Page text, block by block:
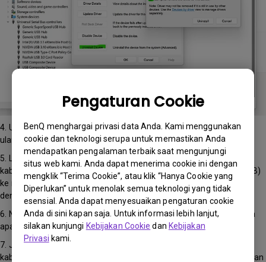
Pengaturan Cookie
BenQ menghargai privasi data Anda. Kami menggunakan
cookie dan teknologi serupa untuk memastikan Anda
mendapatkan pengalaman terbaik saat mengunjungi
situs web kami. Anda dapat menerima cookie ini dengan
mengklik “Terima Cookie”, atau klik “Hanya Cookie yang
Diperlukan” untuk menolak semua teknologi yang tidak
esensial. Anda dapat menyesuaikan pengaturan cookie
Anda di sini kapan saja. Untuk informasi lebih lanjut,
silakan kunjungi Kebijakan Cookie dan Kebijakan
Privasi kami.
4. Unduh PMU versi terbaru dari situs web resmi BenQ dan instal
ulang programnya
5. Langkah utama: Saat memasang PMU, sambungkan langsung
kabel USB-C atau kabel upstream USB (kabel USB Tipe-A ke Tipe-B)
ke monitor dan komputer Anda. Pastikan semua driver diinstal
dengan benar sebelum melanjutkan.
6. Nyalakan ulang komputer Anda dan buka PMU untuk memeriksa
apakah perangkat lunak berfungsi.
7. Jika pesan kesalahan terus berlanjut, cabut dan pasang kembali
kabel upstream USB (kabel USB Tipe-A ke Tipe-B) atau ganti dengan